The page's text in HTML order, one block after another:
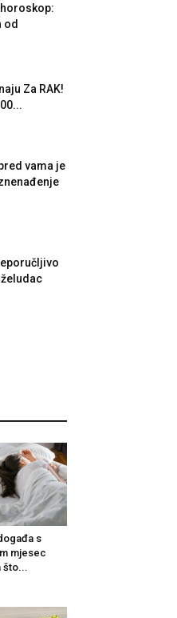
od
Za RAK!
vama je
s
mjesec
što...